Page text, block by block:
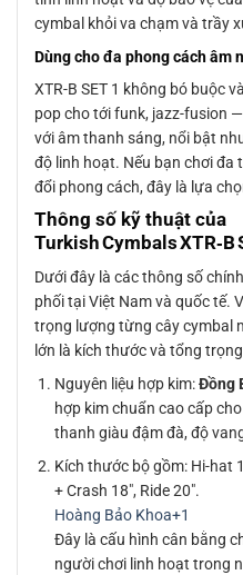
cymbal khỏi va chạm và trầy
Dùng cho đa phong cách âm
XTR-B SET 1 không bó buộc
pop cho tới funk, jazz-fusion
với âm thanh sáng, nổi bật
độ linh hoạt. Nếu bạn chơi đa
đổi phong cách, đây là lựa
Thông số kỹ thuật của
Turkish Cymbals XTR‑B
Dưới đây là các thông số
phối tại Việt Nam và quốc tế.
trọng lượng từng cây cymbal
lớn là kích thước và tổng
Nguyên liệu hợp kim:Đồng
hợp kim chuẩn cao cấp
thanh giàu đậm đà, độ
Kích thước bộ gồm: Hi-hat
+ Crash 18″, Ride 20″.
Hoàng Bảo Khoa+1
Đây là cấu hình cân bằng
người chơi linh hoạt trong